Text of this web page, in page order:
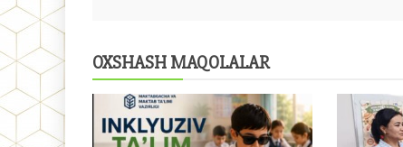
OXSHASH MAQOLALAR